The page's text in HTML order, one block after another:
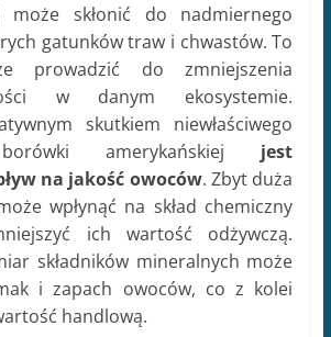
skłonić do nadmiernego
gatunków traw i chwastów. To
prowadzić do zmniejszenia
w danym ekosystemie.
skutkiem niewłaściwego
amerykańskiej jest
na jakość owoców. Zbyt duża
wpłynąć na skład chemiczny
ich wartość odżywczą.
składników mineralnych może
i zapach owoców, co z kolei
handlową.